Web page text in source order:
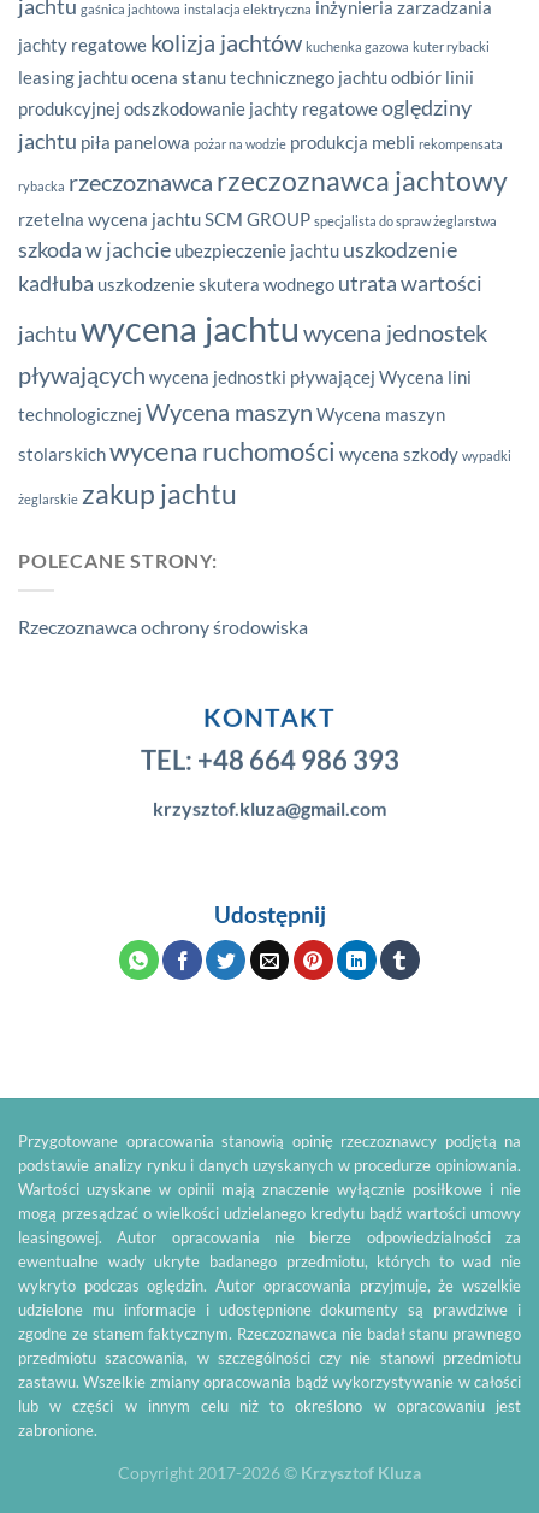
jachtu gaśnica jachtowa instalacja elektryczna inżynieria zarzadzania
jachty regatowe kolizja jachtów kuchenka gazowa kuter rybacki
leasing jachtuocena stanu technicznego jachtuodbiór linii
produkcyjnej odszkodowanie jachty regatoweoględziny
jachtu piła panelowa pożar na wodzie produkcja mebli rekompensata
rybacka rzeczoznawca rzeczoznawca jachtowy
rzetelna wycena jachtuSCM GROUP specjalista do spraw żeglarstwa
szkoda w jachcie ubezpieczenie jachtu uszkodzenie
kadłuba uszkodzenie skutera wodnego utrata wartości
jachtuwycena jachtu wycena jednostek
pływających wycena jednostki pływającej Wycena lini
technologicznej Wycena maszyn Wycena maszyn
stolarskichwycena ruchomości wycena szkody wypadki
żeglarskie zakup jachtu
POLECANE STRONY:
Rzeczoznawca ochrony środowiska
KONTAKT
TEL: +48 664 986 393
krzysztof.kluza@gmail.com
Udostępnij
Przygotowane opracowania stanowią opinię rzeczoznawcy podjętą na
podstawie analizy rynku i danych uzyskanych w procedurze opiniowania.
Wartości uzyskane w opinii mają znaczenie wyłącznie posiłkowe i nie
mogą przesądzać o wielkości udzielanego kredytu bądź wartości umowy
leasingowej. Autor opracowania nie bierze odpowiedzialności za
ewentualne wady ukryte badanego przedmiotu, których to wad nie
wykryto podczas oględzin. Autor opracowania przyjmuje, że wszelkie
udzielone mu informacje i udostępnione dokumenty są prawdziwe i
zgodne ze stanem faktycznym. Rzeczoznawca nie badał stanu prawnego
przedmiotu szacowania, w szczególności czy nie stanowi przedmiotu
zastawu. Wszelkie zmiany opracowania bądź wykorzystywanie w całości
lub w części w innym celu niż to określono w opracowaniu jest
zabronione.
Copyright 2017-2026 © Krzysztof Kluza